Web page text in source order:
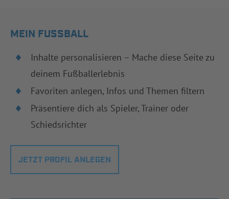
MEIN FUSSBALL
Inhalte personalisieren – Mache diese Seite zu
deinem Fußballerlebnis
Favoriten anlegen, Infos und Themen filtern
Präsentiere dich als Spieler, Trainer oder
Schiedsrichter
JETZT PROFIL ANLEGEN